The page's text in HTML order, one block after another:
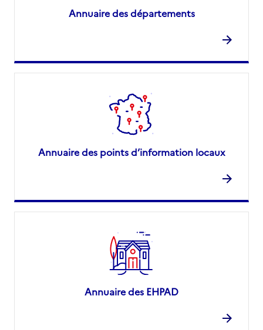
Annuaire des départements
Annuaire des points d’information locaux
Annuaire des EHPAD